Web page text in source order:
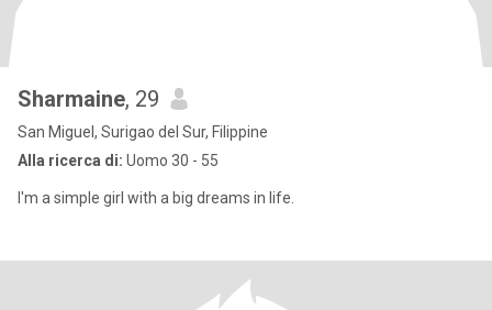
Sharmaine, 29
San Miguel, Surigao del Sur, Filippine
Alla ricerca di: Uomo 30 - 55
I'm a simple girl with a big dreams in life.